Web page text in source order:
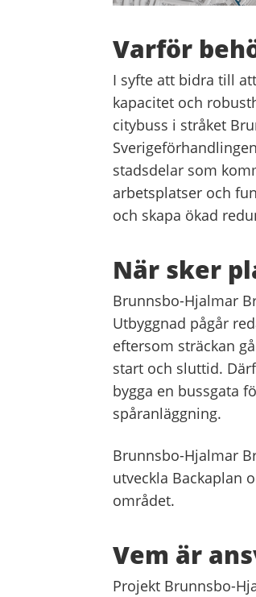
Varför
I syfte att bidra till
kapacitet och
citybuss i stråket
stadsdelar som
arbetsplatser och
och skapa ökad
När sker
Brunnsbo-Hjalmar
Utbyggnad pågår
eftersom sträckan
start och sluttid.
bygga en bussgata
spåranläggning.
Brunnsbo-Hjalmar
utveckla Backaplan
området.
Vem är
Projekt Brunnsbo-